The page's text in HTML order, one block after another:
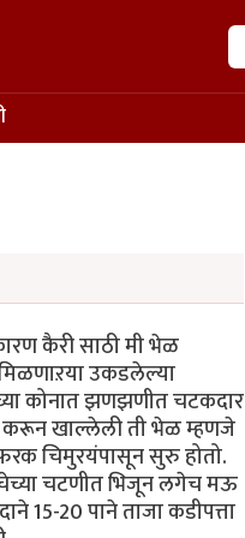
शोध
कैरी साठी मी भेळ
उकडलेल्या
कोनात झणझणीत चटकदार
करून खाल्लेली ती भेळ म्हणजे
चिमुरयंपासून सुरु होतो.
चटणीत भिजून लगेच मऊ
15-20 पाने ताजा कडीपत्ता